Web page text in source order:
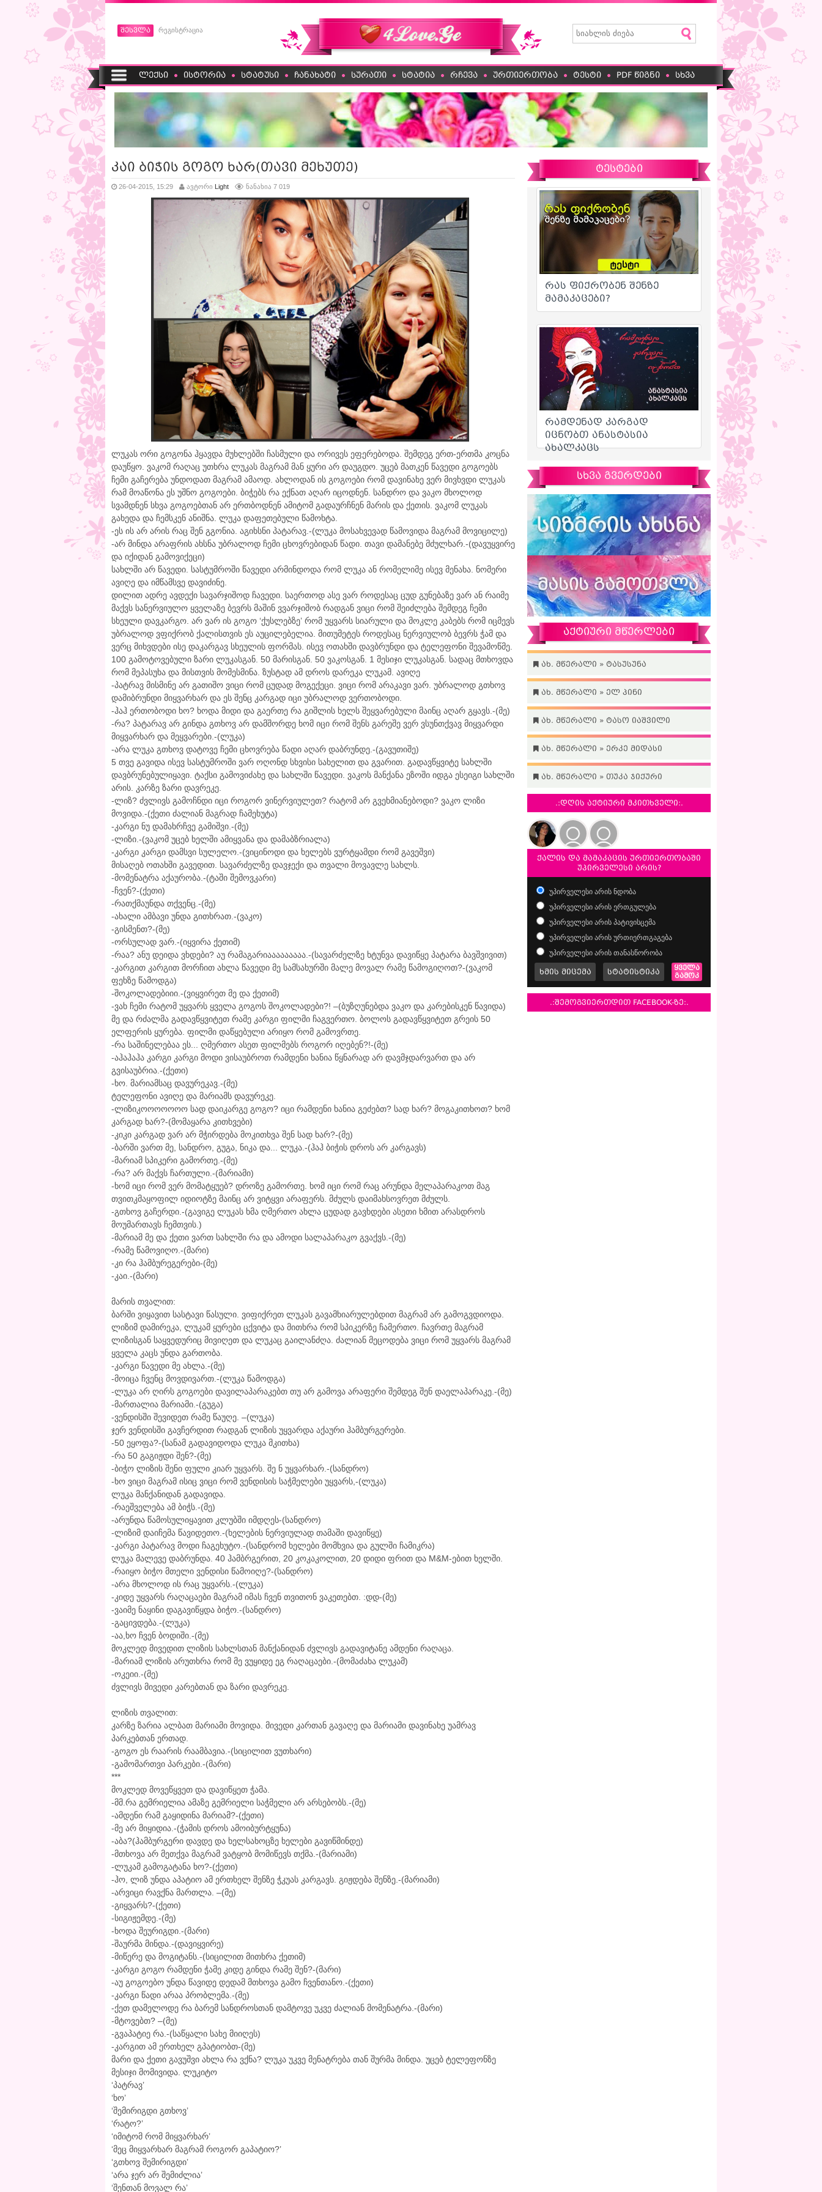
შესვლა რეგისტრაცია
ლექსი ისტორია სტატუსი ჩანახატი სურათი სტატია რჩევა ურთიერთობა ტესტი PDF წიგნი სხვა
კაი ბიჭის გოგო ხარ(თავი მეხუთე)
26-04-2015, 15:29 ავტორი Light ნანახია 7 019
ლუკას ორი გოგონა ჰყავდა მუხლებში ჩასმული და ორივეს ეფერებოდა. შემდეგ ერთ-ერთმა კოცნა
დაუწყო. ვაკომ რაღაც უთხრა ლუკას მაგრამ მან ყური არ დაუგდო. უცებ მათკენ წავედი გოგოებს
ჩემი გაჩერება უნდოდათ მაგრამ ამაოდ. ახლოდან ის გოგოები რომ დავინახე ვერ მივხვდი ლუკას
რამ მოაწონა ეს უშნო გოგოები. ბიჭებს რა ექნათ აღარ იცოდნენ. სანდრო და ვაკო მხოლოდ
სვამდნენ სხვა გოგოებთან არ ერთბოდნენ ამიტომ გადაურჩნენ მარის და ქეთის. ვაკომ ლუკას
გახედა და ჩემსკენ ანიშნა. ლუკა დაფეთებული წამოხტა.
-ეს ის არ არის რაც შენ გგონია. აგიხსნი პატარავ.-(ლუკა მოსახვევად წამოვიდა მაგრამ მოვიცილე)
-არ მინდა არაფრის ახსნა უბრალოდ ჩემი ცხოვრებიდან წადი. თავი დამანებე მძულხარ.-(დავუყვირე
და იქიდან გამოვიქეცი)
სახლში არ წავედი. სასტუმროში წავედი არმინდოდა რომ ლუკა ან რომელიმე ისევ მენახა. ნომერი
ავიღე და იმწამსვე დავიძინე.
დილით ადრე ავდექი სავარჯიშოდ ჩავედი. საერთოდ ასე ვარ როდესაც ცუდ გუნებაზე ვარ ან რაიმე
მაქვს სანერვიულო ყველაზე ბევრს მაშინ ვვარჯიშობ რადგან ვიცი რომ შეიძლება შემდეგ ჩემი
სხეული დავკარგო. არ ვარ ის გოგო ‘ქუსლებზე’ რომ უყვარს სიარული და მოკლე კაბებს რომ იცმევს
უბრალოდ ვფიქრობ ქალისთვის ეს აუცილებელია. მითუმეტეს როდესაც ნერვიულობ ბევრს ჭამ და
ვერც მიხვდები ისე დაკარგავ სხეულის ფორმას. ისევ ოთახში დავბრუნდი და ტელეფონი შევამოწმე.
100 გამოტოვებული ზარი ლუკასგან. 50 მარისგან. 50 ვაკოსგან. 1 მესიჯი ლუკასგან. სადაც მთხოვდა
რომ მეპასუხა და მისთვის მომესმინა. ზუსტად ამ დროს დარეკა ლუკამ. ავიღე
-პატრავ მისმინე არ გათიშო ვიცი რომ ცუდად მოგექეცი. ვიცი რომ არაკავი ვარ. უბრალოდ გთხოვ
დამიბრუნდი მიყვარხარ და ეს შენც კარგად იცი უბრალოდ ვერთობოდი.
-ჰაჰ ერთობოდი ხო? ხოდა მიდი და გაერთე რა გიშლის ხელს შეყვარებული მაინც აღარ გყავს.-(მე)
-რა? პატარავ არ გინდა გთხოვ არ დამშორდე ხომ იცი რომ შენს გარეშე ვერ ვსუნთქვავ მიყვარდი
მიყვარხარ და მეყვარები.-(ლუკა)
-არა ლუკა გთხოვ დატოვე ჩემი ცხოვრება წადი აღარ დაბრუნდე.-(გავუთიშე)
5 თვე გავიდა ისევ სასტუმროში ვარ ოღონდ სხვისი სახელით და გვარით. გადავწყვიტე სახლში
დავბრუნებულიყავი. ტაქსი გამოვიძახე და სახლში წავედი. ვაკოს მანქანა ეზოში იდგა ესეიგი სახლში
არის. კარზე ზარი დავრეკე.
-ლიზ? ძვლივს გამოჩნდი იცი როგორ ვინერვიულეთ? რატომ არ გვეხმიანებოდი? ვაკო ლიზი
მოვიდა.-(ქეთი ძალიან მაგრად ჩამეხუტა)
-კარგი ნუ დამახრჩვე გამიშვი.-(მე)
-ლიზი.-(ვაკომ უცებ ხელში ამიყვანა და დამაბზრიალა)
-კარგი კარგი დამსვი სულელო.-(ვიცინოდი და ხელებს ვურტყამდი რომ გავეშვი)
მისაღებ ოთახში გავედით. სავარძელზე დავჯექი და თვალი მოვავლე სახლს.
-მომენატრა აქაურობა.-(ტაში შემოვკარი)
-ჩვენ?-(ქეთი)
-რათქმაუნდა თქვენც.-(მე)
-ახალი ამბავი უნდა გითხრათ.-(ვაკო)
-გისმენთ?-(მე)
-ორსულად ვარ.-(იყვირა ქეთიმ)
-რაა? ანუ დეიდა ვხდები? აუ რამაგარიააააააააა.-(სავარძელზე ხტუნვა დავიწყე პატარა ბავშვივით)
-კარგით კარგით მორჩით ახლა წავედი მე სამსახურში მალე მოვალ რამე წამოგიღოთ?-(ვაკომ
ფეხზე წამოდგა)
-შოკოლადებიიი.-(ვიყვირეთ მე და ქეთიმ)
-ვახ ჩემი რატომ უყვარს ყველა გოგოს შოკოლადები?! –(ბუზღუნებდა ვაკო და კარებისკენ წავიდა)
მე და რძალმა გადავწყვიტეთ რამე კარგი ფილმი ჩაგვერთო. ბოლოს გადავწყვიტეთ გრეის 50
ელფერის ყურება. ფილმი დაწყებული არიყო რომ გამოვრთე.
-რა საშინელებაა ეს... ღმერთო ასეთ ფილმებს როგორ იღებენ?!-(მე)
-აჰაჰაჰა კარგი კარგი მოდი ვისაუბროთ რამდენი ხანია წყნარად არ დავმჯდარვართ და არ
გვისაუბრია.-(ქეთი)
-ხო. მარიამსაც დავურეკავ.-(მე)
ტელეფონი ავიღე და მარიამს დავურეკე.
-ლიზიკოოოოოოო სად დაიკარგე გოგო? იცი რამდენი ხანია გეძებთ? სად ხარ? მოგაკითხოთ? ხომ
კარგად ხარ?-(მომაყარა კითხვები)
-კიკი კარგად ვარ არ მჭირდება მოკითხვა შენ სად ხარ?-(მე)
-ბარში ვართ მე, სანდრო, გუგა, ნიკა და... ლუკა.-(ჰაჰ ბიჭის დროს არ კარგავს)
-მარიამ სპიკერი გამორთე.-(მე)
-რა? არ მაქვს ჩართული.-(მარიამი)
-ხომ იცი რომ ვერ მომატყუებ? დროზე გამორთე. ხომ იცი რომ რაც არუნდა მელაპარაკოთ მაგ
თვითკმაყოფილ იდიოტზე მაინც არ ვიტყვი არაფერს. მძულს დაიმახსოვრეთ მძულს.
-გთხოვ გაჩერდი.-(გავიგე ლუკას ხმა ღმერთო ახლა ცუდად გავხდები ასეთი ხმით არასდროს
მოუმართავს ჩემთვის.)
-მარიამ მე და ქეთი ვართ სახლში რა და ამოდი სალაპარაკო გვაქვს.-(მე)
-რამე წამოვიღო.-(მარი)
-კი რა ჰამბურეგერები-(მე)
-კაი.-(მარი)
მარის თვალით:
ბარში ვიყავით სასტავი წასული. ვიფიქრეთ ლუკას გავამხიარულებდით მაგრამ არ გამოგვდიოდა.
ლიზიმ დამირეკა, ლუკამ ყურები ცქვიტა და მითხრა რომ სპიკერზე ჩამერთო. ჩავრთე მაგრამ
ლიზისგან საყვედურიც მივიღეთ და ლუკაც გაილანძღა. ძალიან მეცოდება ვიცი რომ უყვარს მაგრამ
ყველა კაცს უნდა გართობა.
-კარგი წავედი მე ახლა.-(მე)
-მოიცა ჩვენც მოვდივართ.-(ლუკა წამოდგა)
-ლუკა არ ღირს გოგოები დავილაპარაკებთ თუ არ გამოვა არაფერი შემდეგ შენ დაელაპარაკე.-(მე)
-მართალია მარიამი.-(გუგა)
-ვენდისში შევიდეთ რამე წაუღე. –(ლუკა)
ჯერ ვენდისში გავჩერდით რადგან ლიზის უყვარდა აქაური ჰამბურგერები.
-50 ეყოფა?-(სანამ გადავიდოდა ლუკა მკითხა)
-რა 50 გაგიჟდი შენ?-(მე)
-ბიჭო ლიზის შენი ფული კიარ უყვარს. შე ნ უყვარხარ.-(სანდრო)
-ხო ვიცი მაგრამ ისიც ვიცი რომ ვენდისის საჭმელები უყვარს,-(ლუკა)
ლუკა მანქანიდან გადავიდა.
-რაეშველება ამ ბიჭს.-(მე)
-არუნდა წამოსულიყავით კლუბში იმდღეს-(სანდრო)
-ლიზიმ დაიჩემა წავიდეთო.-(ხელების ნერვიულად თამაში დავიწყე)
-კარგი პატარავ მოდი ჩაგეხუტო.-(სანდრომ ხელები მომხვია და გულში ჩამიკრა)
ლუკა მალევე დაბრუნდა. 40 ჰამბრგერით, 20 კოკაკოლით, 20 დიდი ფრით და M&M-ებით ხელში.
-რაიყო ბიჭო მთელი ვენდისი წამოიღე?-(სანდრო)
-არა მხოლოდ ის რაც უყვარს.-(ლუკა)
-კიდე უყვარს რაღაცაები მაგრამ იმას ჩვენ თვითონ ვაკეთებთ. :დდ-(მე)
-ვაიმე ნაყინი დაგავიწყდა ბიჭო.-(სანდრო)
-გაცივდება.-(ლუკა)
-აა,ხო ჩვენ ბოდიში.-(მე)
მოკლედ მივედით ლიზის სახლსთან მანქანიდან ძვლივს გადავიტანე ამდენი რაღაცა.
-მარიამ ლიზის არუთხრა რომ მე ვუყიდე ეგ რაღაცაები.-(მომაძახა ლუკამ)
-ოკეიი.-(მე)
ძვლივს მივედი კარებთან და ზარი დავრეკე.
ლიზის თვალით:
კარზე ზარია ალბათ მარიამი მოვიდა. მივედი კართან გავაღე და მარიამი დავინახე უამრავ
პარკებთან ერთად.
-გოგო ეს რაარის რაამბავია.-(სიცილით ვუთხარი)
-გამომართვი პარკები.-(მარი)
***
მოკლედ მოვეწყვეთ და დავიწყეთ ჭამა.
-მმ.რა გემრიელია ამაზე გემრიელი საჭმელი არ არსებობს.-(მე)
-ამდენი რამ გაყიდინა მარიამ?-(ქეთი)
-მე არ მიყიდია.-(ჭამის დროს ამოიბურტყუნა)
-აბა?(ჰამბურგერი დავდე და ხელსახოცზე ხელები გავიწმინდე)
-მთხოვა არ მეთქვა მაგრამ ვატყობ მომიწევს თქმა.-(მარიამი)
-ლუკამ გამოგატანა ხო?-(ქეთი)
-ჰო, ლიზ უნდა აპატიო ამ ერთხელ შენზე ჭკუას კარგავს. გიჟდება შენზე.-(მარიამი)
-არვიცი რავქნა მართლა. –(მე)
-გიყვარს?-(ქეთი)
-სიგიჟემდე.-(მე)
-ხოდა შეურიგდი.-(მარი)
-შაურმა მინდა.-(დავიყვირე)
-მიწერე და მოგიტანს.-(სიცილით მითხრა ქეთიმ)
-კარგი გოგო რამდენი ჭამე კიდე გინდა რამე შენ?-(მარი)
-აუ გოგოებო უნდა წავიდე დედამ მთხოვა გამო ჩვენთანო.-(ქეთი)
-კარგი წადი არაა პრობლემა.-(მე)
-ქეთ დამელოდე რა ბარემ სანდროსთან დამტოვე უკვე ძალიან მომენატრა.-(მარი)
-მტოვებთ? –(მე)
-გვაპატიე რა.-(საწყალი სახე მიიღეს)
-კარგით ამ ერთხელ გპატიობთ-(მე)
მარი და ქეთი გავუშვი ახლა რა ვქნა? ლუკა უკვე მენატრება თან შურმა მინდა. უცებ ტელეფონზე
მესიჯი მომივიდა. ლუკიტო
‘პატრავ’
‘ხო’
‘შემირიგდი გთხოვ’
‘რატო?’
‘იმიტომ რომ მიყვარხარ’
‘მეც მიყვარხარ მაგრამ როგორ გაპატიო?’
‘გთხოვ შემირიგდი’
‘არა ჯერ არ შემიძლია’
‘შენთან მოვალ რა’
ტესტები
სხვა გვერდები
აქტიური მწერლები
ახ. მწერალი » ტასუსუნა
ახ. მწერალი » ელ პინი
ახ. მწერალი » ტასო იაშვილი
ახ. მწერალი » ერკე მიდასი
ახ. მწერალი » თუკა ჯიქური
.:დღის აქტიური მკითხველი:.
ქალის და მამაკაცის ურთიერთობაში
უპირველესი არის?
უპირველესი არის ნდობა
უპირველესი არის ერთგულება
უპირველესი არის პატივისცემა
უპირველესი არის ურთიერთგაგება
უპირველესი არის თანასწორობა
ხმის მიცემა სტატისტიკა
ყველა
გამოკ
.:შემოგვიერთდით FACEBOOK-ზე:.